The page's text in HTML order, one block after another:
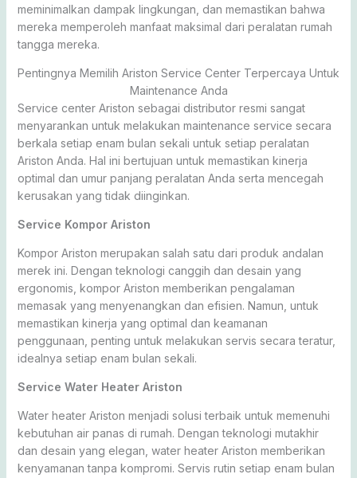
meminimalkan dampak lingkungan, dan memastikan bahwa
mereka memperoleh manfaat maksimal dari peralatan rumah
tangga mereka.
Pentingnya Memilih Ariston Service Center Terpercaya Untuk
Maintenance Anda
Service center Ariston sebagai distributor resmi sangat
menyarankan untuk melakukan maintenance service secara
berkala setiap enam bulan sekali untuk setiap peralatan
Ariston Anda. Hal ini bertujuan untuk memastikan kinerja
optimal dan umur panjang peralatan Anda serta mencegah
kerusakan yang tidak diinginkan.
Service Kompor Ariston
Kompor Ariston merupakan salah satu dari produk andalan
merek ini. Dengan teknologi canggih dan desain yang
ergonomis, kompor Ariston memberikan pengalaman
memasak yang menyenangkan dan efisien. Namun, untuk
memastikan kinerja yang optimal dan keamanan
penggunaan, penting untuk melakukan servis secara teratur,
idealnya setiap enam bulan sekali.
Service Water Heater Ariston
Water heater Ariston menjadi solusi terbaik untuk memenuhi
kebutuhan air panas di rumah. Dengan teknologi mutakhir
dan desain yang elegan, water heater Ariston memberikan
kenyamanan tanpa kompromi. Servis rutin setiap enam bulan